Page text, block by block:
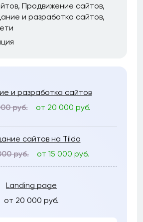
Продвижение сайтов
и разработка сайтов
и разработка сайтов
руб.
от 20 000 руб.
сайтов на Tilda
руб.
от 15 000 руб.
Landing page
от 20 000 руб.